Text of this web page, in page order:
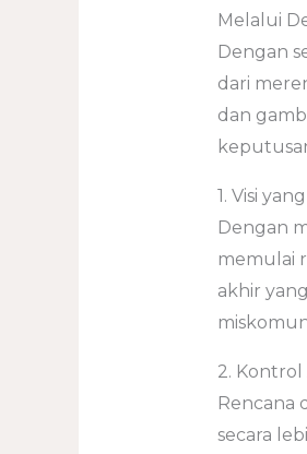
Melalui
Dengan
dari
dan
1. Visi
Dengan
memulai
akhir
2. Kontrol
Rencana
secara